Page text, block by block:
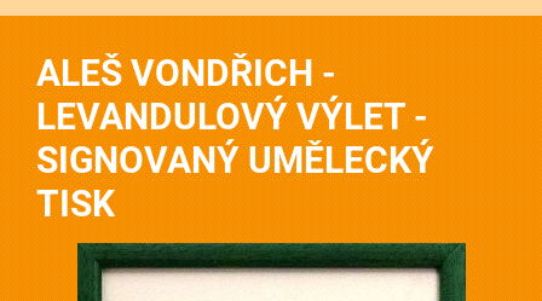
ALEŠ VONDŘICH -
LEVANDULOVÝ VÝLET -
SIGNOVANÝ UMĚLECKÝ
TISK